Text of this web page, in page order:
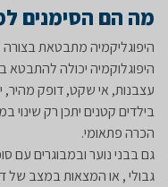
מה הם הסימנים
היפוגליקמיה מתבטאת בצורה
היפוגלוקמיה יכולה להתבטא
עצבנות, אי שקט, דופק מהיר,
בילדים קטנים יתכן רק שינוי
הכרה פתאומי.
גם בבני נוער ובמבוגרים עם